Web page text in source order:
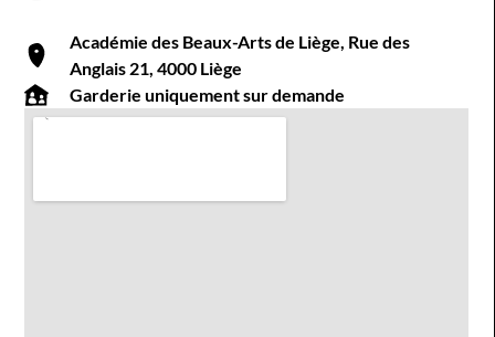
Académie des Beaux-Arts de Liège, Rue des
Anglais 21, 4000 Liège
Garderie uniquement sur demande